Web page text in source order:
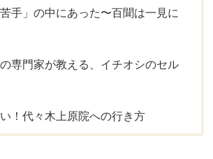
手」の中にあった〜百聞は一見に
専門家が教える、イチオシのセル
！代々木上原院への行き方